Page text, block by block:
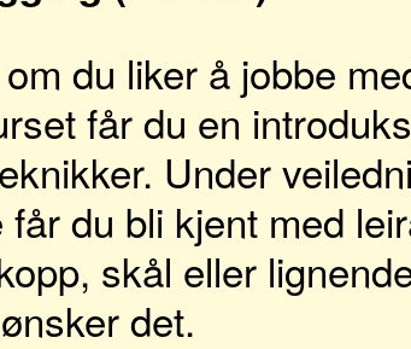
du liker å jobbe
får du en
Under
du bli kjent med
skål eller
det.